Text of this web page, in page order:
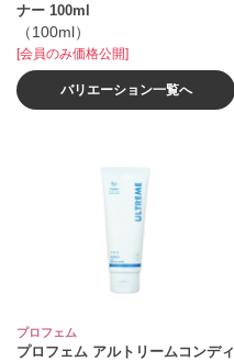
ナー 100ml
（100ml）
[会員のみ価格公開]
バリエーション一覧へ
プロフェム
プロフェム アルトリームコンディ